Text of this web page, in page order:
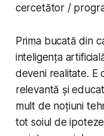
cercetător /
Prima bucată din
inteligența
deveni realitate. E
relevantă și
mult de noțiuni
tot soiul de